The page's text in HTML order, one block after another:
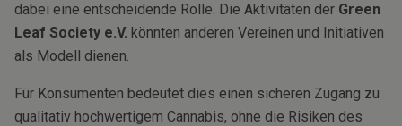
dabei eine entscheidende Rolle. Die Aktivitäten der Green
Leaf Society e.V. könnten anderen Vereinen und Initiativen
als Modell dienen.
Für Konsumenten bedeutet dies einen sicheren Zugang zu
qualitativ hochwertigem Cannabis, ohne die Risiken des